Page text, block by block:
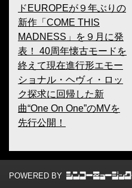
ドEUROPEが９年ぶりの
新作「COME THIS
MADNESS」を９月に発
表！ 40周年懐古モードを
終えて現在進行形エモー
ショナル・ヘヴィ・ロッ
ク探求に回帰した新
曲“One On One”のMVを
先行公開！
POWERED BY